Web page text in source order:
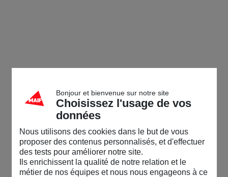
Bonjour et bienvenue sur notre site
Choisissez l'usage de vos
données
Nous utilisons des cookies dans le but de vous
proposer des contenus personnalisés, et d'effectuer
des tests pour améliorer notre site.
Ils enrichissent la qualité de notre relation et le
métier de nos équipes et nous nous engageons à ce